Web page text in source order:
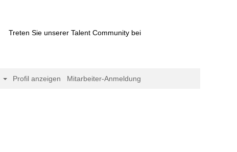
Treten Sie unserer Talent Community bei
Profil anzeigen Mitarbeiter-Anmeldung